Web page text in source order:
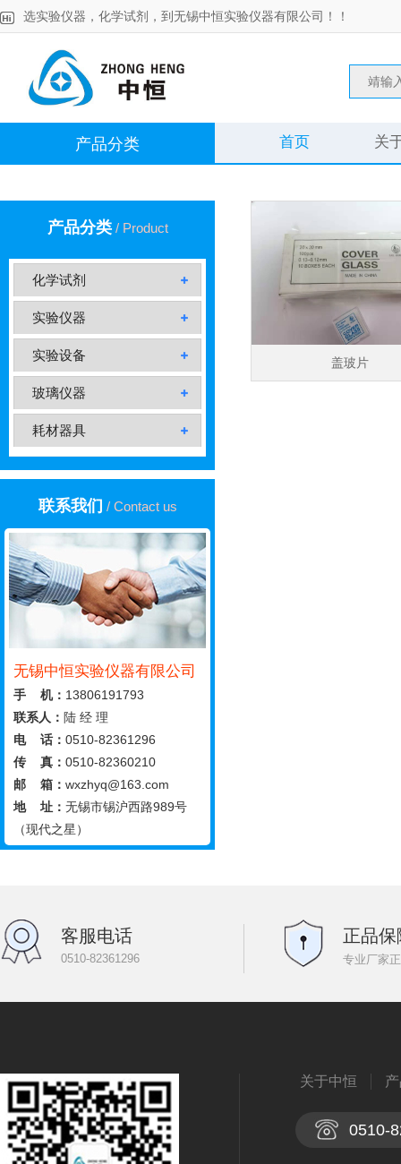
选实验仪器，化学试剂，到无锡中恒实验仪器有限公司！！
产品分类 首页 关
盖玻片
产品分类/ Product
化学试剂
实验仪器
实验设备
玻璃仪器
耗材器具
联系我们 / Contact us
无锡中恒实验仪器有限公司
手 机： 13806191793
联系人： 陆 经 理
电 话： 0510-82361296
传 真： 0510-82360210
邮 箱： wxzhyq@163.com
地 址： 无锡市锡沪西路989号
（现代之星）
客服电话
0510-82361296
正品保
专业厂家
关于中恒
0510-